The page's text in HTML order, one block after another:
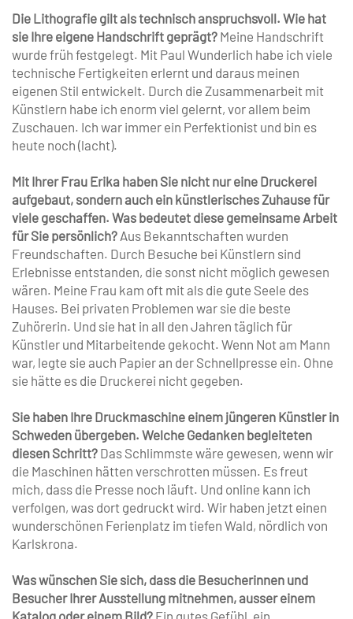
Die Lithografie gilt als technisch anspruchsvoll. Wie hat
sie Ihre eigene Handschrift geprägt? Meine Handschrift
wurde früh fest­gelegt. Mit Paul Wunderlich habe ich viele
technische Fertigkeiten erlernt und daraus meinen
eigenen Stil entwickelt. Durch die Zusammenarbeit mit
Künstlern habe ich enorm viel gelernt, vor allem beim
Zuschauen. Ich war immer ein Perfektionist und bin es
heute noch (lacht).
Mit Ihrer Frau Erika haben Sie nicht nur eine Druckerei
aufgebaut, sondern auch ein künstlerisches Zuhause für
viele geschaffen. Was bedeutet diese gemeinsame Arbeit
für Sie persönlich? Aus Bekanntschaften wurden
Freundschaften. Durch Besuche bei Künstlern sind
Erlebnisse entstanden, die sonst nicht möglich gewesen
wären. Meine Frau kam oft mit als die gute Seele des
Hauses. Bei privaten Problemen war sie die beste
Zuhörerin. Und sie hat in all den Jahren täglich für
Künstler und Mitarbeitende gekocht. Wenn Not am Mann
war, legte sie auch Papier an der Schnellpresse ein. Ohne
sie hätte es die Druckerei nicht gegeben.
Sie haben Ihre Druckmaschine einem jüngeren Künstler in
Schweden übergeben. Welche Gedanken begleiteten
diesen Schritt? Das Schlimmste wäre gewesen, wenn wir
die Maschinen hätten verschrotten müssen. Es freut
mich, dass die Presse noch läuft. Und online kann ich
verfolgen, was dort gedruckt wird. Wir haben jetzt einen
wunderschönen Ferienplatz im tiefen Wald, nördlich von
Karlskrona.
Was wünschen Sie sich, dass die Besucherinnen und
Besucher Ihrer Ausstellung mitnehmen, ausser einem
Katalog oder einem Bild? Ein gutes Gefühl, ein